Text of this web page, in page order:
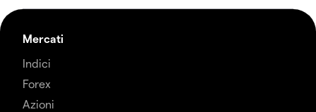
Mercati
Indici
Forex
Azioni